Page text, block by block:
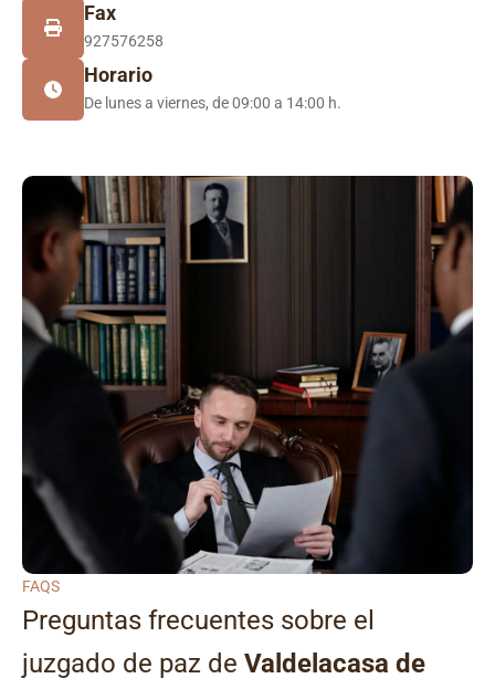
Fax
927576258
Horario
De lunes a viernes, de 09:00 a 14:00 h.
FAQS
Preguntas frecuentes sobre el
juzgado de paz de Valdelacasa de